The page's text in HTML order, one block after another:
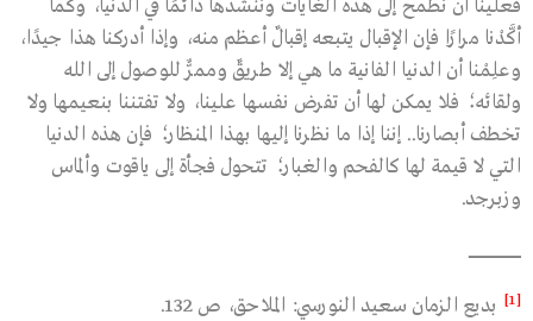
فعلينا أن نطمح إلى هذه الغايات وننشدها دائمًا في الدنيا، وكما
أكَّدْنا مرارًا فإن الإقبال يتبعه إقبالٌ أعظم منه، وإذا أدركنا هذا جيدًا،
وعلِمْنا أن الدنيا الفانية ما هي إلا طريقٌ وممرٌّ للوصول إلى الله
ولقائه؛ فلا يمكن لها أن تفرض نفسها علينا، ولا تفتننا بنعيمها ولا
تخطف أبصارنا.. إننا إذا ما نظرنا إليها بهذا المنظار؛ فإن هذه الدنيا
التي لا قيمة لها كالفحم والغبار؛ تتحول فجأة إلى ياقوت وألماس
وزبرجد.
ــــــــــــــــــــــــــــــــــــــــــــ
[1] بديع الزمان سعيد النورسي: الملاحق، ص 132.